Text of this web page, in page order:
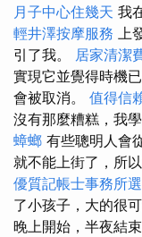
月子中心住幾天 我
輕井澤按摩服務
上
引了我。 居家清潔
實現它並覺得時機
會被取消。 值得信
沒有那麼糟糕，我
蟑螂 有些聰明人會
就不能上街了，所
優質記帳士事務所
了小孩子，大的很
晚上開始，半夜結束